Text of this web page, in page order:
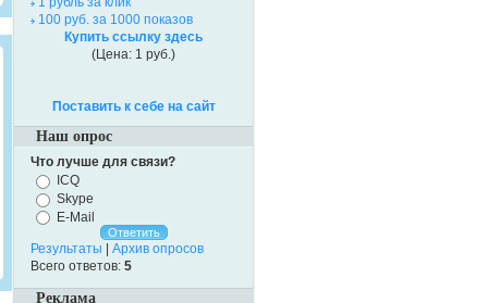
100 руб. за 1000 показов
Купить ссылку здесь
(Цена: 1 руб.)
Поставить к себе на сайт
Наш опрос
Что лучше для связи?
ICQ
Skype
E-Mail
Результаты
Архив опросов
Всего ответов: 5
Реклама